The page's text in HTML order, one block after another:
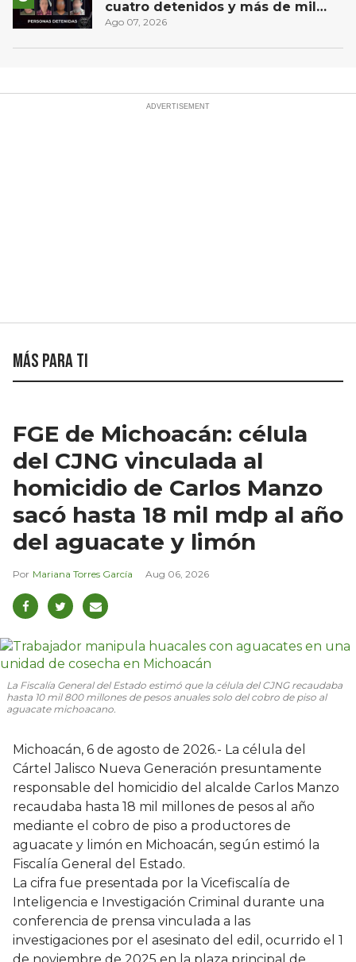
cuatro detenidos y más de mil
dosis aseguradas en Querétaro
Ago 07, 2026
Más para ti
FGE de Michoacán: célula
del CJNG vinculada al
homicidio de Carlos Manzo
sacó hasta 18 mil mdp al año
del aguacate y limón
Mariana Torres García Aug 06, 2026
La Fiscalía General del Estado estimó que la célula del CJNG recaudaba
hasta 10 mil 800 millones de pesos anuales solo del cobro de piso al
aguacate michoacano.
Michoacán, 6 de agosto de 2026.- La célula del
Cártel Jalisco Nueva Generación presuntamente
responsable del homicidio del alcalde Carlos Manzo
recaudaba hasta 18 mil millones de pesos al año
mediante el cobro de piso a productores de
aguacate y limón en Michoacán, según estimó la
Fiscalía General del Estado.
La cifra fue presentada por la Vicefiscalía de
Inteligencia e Investigación Criminal durante una
conferencia de prensa vinculada a las
investigaciones por el asesinato del edil, ocurrido el 1